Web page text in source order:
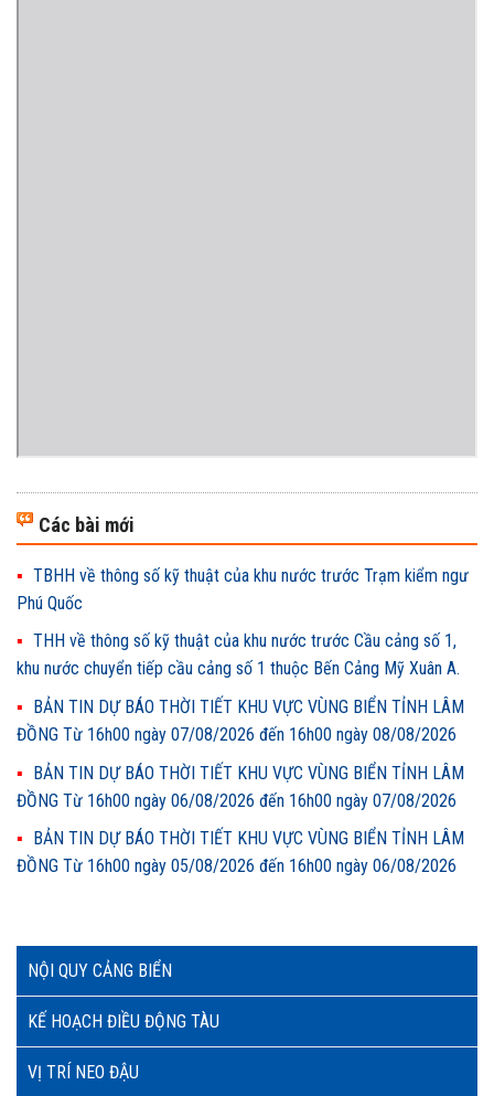
NỘI QUY CẢNG BIỂN
KẾ HOẠCH ĐIỀU ĐỘNG TÀU
VỊ TRÍ NEO ĐẬU
Các bài mới
TBHH về thông số kỹ thuật của khu nước trước Trạm kiểm ngư
Phú Quốc
THH về thông số kỹ thuật của khu nước trước Cầu cảng số 1,
khu nước chuyển tiếp cầu cảng số 1 thuộc Bến Cảng Mỹ Xuân A.
BẢN TIN DỰ BÁO THỜI TIẾT KHU VỰC VÙNG BIỂN TỈNH LÂM
ĐỒNG Từ 16h00 ngày 07/08/2026 đến 16h00 ngày 08/08/2026
BẢN TIN DỰ BÁO THỜI TIẾT KHU VỰC VÙNG BIỂN TỈNH LÂM
ĐỒNG Từ 16h00 ngày 06/08/2026 đến 16h00 ngày 07/08/2026
BẢN TIN DỰ BÁO THỜI TIẾT KHU VỰC VÙNG BIỂN TỈNH LÂM
ĐỒNG Từ 16h00 ngày 05/08/2026 đến 16h00 ngày 06/08/2026